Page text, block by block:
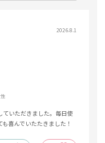
2026.8.1
ていただきました。毎日使
喜んでいたたきました！